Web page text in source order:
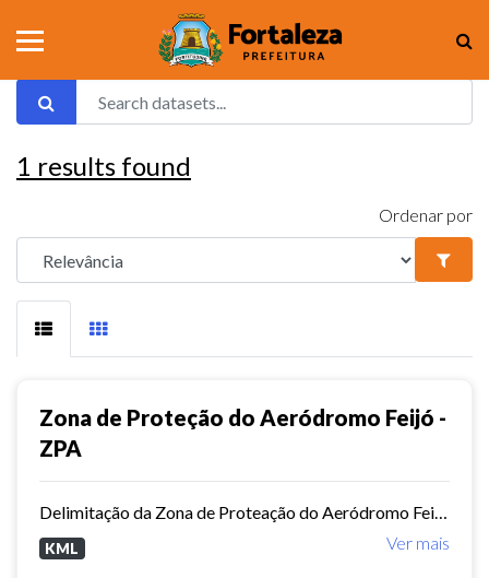
1 results found
Ordenar por
Zona de Proteção do Aeródromo Feijó -
ZPA
Ver mais
KML